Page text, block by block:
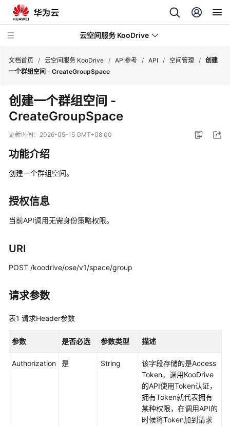
云空间服务 KooDrive
最
新
动
产
品
介
计
费
快
门
用
指
文档首页 / 云空间服务 KooDrive / API参考 / API / 空间管理 / 创建
一个群组空间 - CreateGroupSpace
创建一个群组空间 -
CreateGroupSpace
更新时间： 2026-05-15 GMT+08:00
功能介绍
创建一个群组空间。
授权信息
当前API调用无需身份策略权限。
URI
POST /koodrive/ose/v1/space/group
请求参数
表1 请求Header参数
参数 是否必选 参数类型 描述
Authorization 是 String
该字段存储的是Access
Token。调用KooDrive
的API使用Token认证，
拥有Token就代表拥有
某种权限，在调用API的
时候将Token加到请求